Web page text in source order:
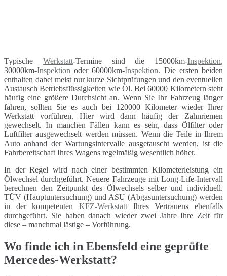
Typische Werkstatt-Termine sind die 15000km-Inspektion,
30000km-Inspektion oder 60000km-Inspektion. Die ersten beiden
enthalten dabei meist nur kurze Sichtprüfungen und den eventuellen
Austausch Betriebsflüssigkeiten wie Öl. Bei 60000 Kilometern steht
häufig eine größere Durchsicht an. Wenn Sie Ihr Fahrzeug länger
fahren, sollten Sie es auch bei 120000 Kilometer wieder Ihrer
Werkstatt vorführen. Hier wird dann häufig der Zahnriemen
gewechselt. In manchen Fällen kann es sein, dass Ölfilter oder
Luftfilter ausgewechselt werden müssen. Wenn die Teile in Ihrem
Auto anhand der Wartungsintervalle ausgetauscht werden, ist die
Fahrbereitschaft Ihres Wagens regelmäßig wesentlich höher.
In der Regel wird nach einer bestimmten Kilometerleistung ein
Ölwechsel durchgeführt. Neuere Fahrzeuge mit Long-Life-Intervall
berechnen den Zeitpunkt des Ölwechsels selber und individuell.
TÜV (Hauptuntersuchung) und ASU (Abgasuntersuchung) werden
in der kompetenten KFZ-Werkstatt Ihres Vertrauens ebenfalls
durchgeführt. Sie haben danach wieder zwei Jahre Ihre Zeit für
diese – manchmal lästige – Vorführung.
Wo finde ich in Ebensfeld eine geprüfte
Mercedes-Werkstatt?